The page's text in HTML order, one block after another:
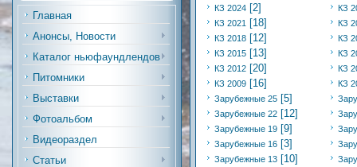
Главная
Анонсы, Новости
Каталог ньюфаундлендов
Питомники
Выставки
Фотоальбом
Видеораздел
Статьи
КЗ 2024 [2]
КЗ
КЗ 2021
[18]
КЗ
КЗ 2018 [12]
КЗ
КЗ 2015 [13]
КЗ
КЗ 2012 [20]
КЗ
КЗ 2009 [16]
КЗ
Зарубежные 25 [5]
Зарубежные 22 [12]
Зарубежные 19 [9]
Зарубежные 16 [3]
Зарубежные 13 [10]